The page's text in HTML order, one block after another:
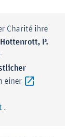
Charité ihre
P.
einer
Externer-Link
.